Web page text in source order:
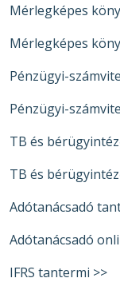
Mérlegképes
Mérlegképes
Pénzügyi-
Pénzügyi-
TB és
TB és
Adótanácsadó
Adótanácsadó
IFRS tantermi >>